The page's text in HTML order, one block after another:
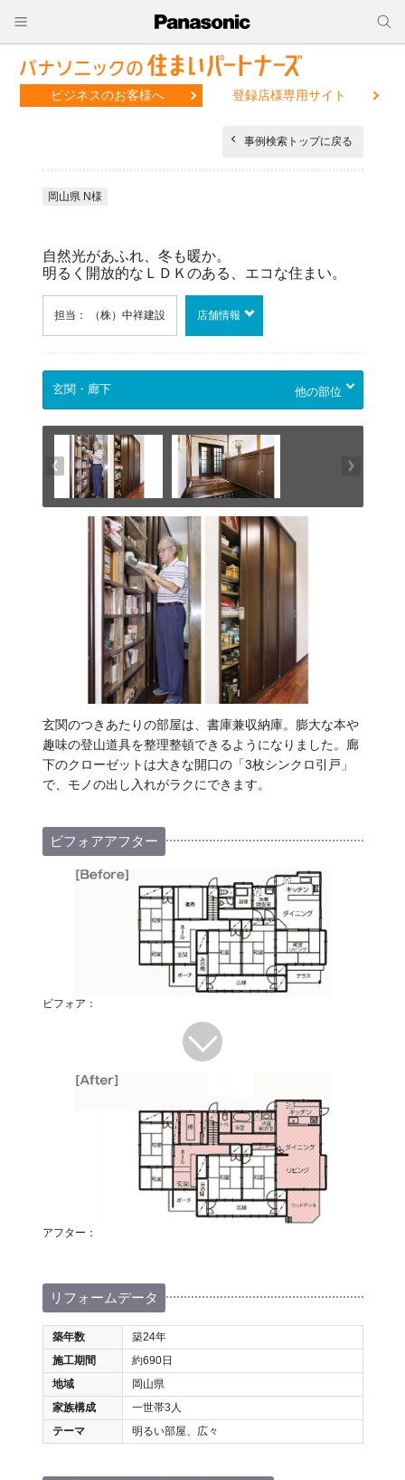
ビジネスのお客様へ 登録店様専用サイト
事例検索トップに戻る
岡山県 N様
自然光があふれ、冬も暖か。
明るく開放的なＬＤＫのある、エコな住まい。
担当： （株）中祥建設 店舗情報
他の部位
玄関のつきあたりの部屋は、書庫兼収納庫。膨大な本や
趣味の登山道具を整理整頓できるようになりました。廊
下のクローゼットは大きな開口の「3枚シンクロ引戸」
で、モノの出し入れがラクにできます。
ビフォアアフター
ビフォア：
アフター：
リフォームデータ
築年数
築24年
施工期間
約690日
地域
岡山県
家族構成
一世帯3人
テーマ
明るい部屋、広々